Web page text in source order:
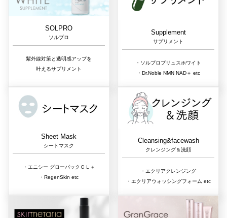
SOLPRO
ソルプロ
紫外線対策と透明感アップを
叶えるサプリメント
Supplement
サプリメント
・ソルプロプリュスホワイト
・Dr.Noble NMN NAD＋ etc
Sheet Mask
シートマスク
・エニシー グローパックＣＬ＋
・RegenSkin etc
Cleansing&facewash
クレンジング＆洗顔
・エクリアクレンジング
・エクリアウォッシングフォーム etc